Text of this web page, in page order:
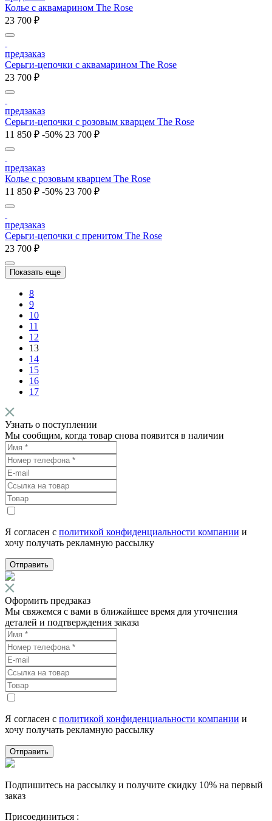
Колье с аквамарином The Rose
23 700 ₽
предзаказ
Серьги-цепочки с аквамарином The Rose
23 700 ₽
предзаказ
Серьги-цепочки с розовым кварцем The Rose
11 850 ₽ -50% 23 700 ₽
предзаказ
Колье с розовым кварцем The Rose
11 850 ₽ -50% 23 700 ₽
предзаказ
Серьги-цепочки с пренитом The Rose
23 700 ₽
Показать еще
8
9
10
11
12
13
14
15
16
17
Узнать о поступлении
Мы сообщим, когда товар снова появится в наличии
Я согласен с политикой конфиденциальности компании и
хочу получать рекламную рассылку
Отправить
Оформить предзаказ
Мы свяжемся с вами в ближайшее время для уточнения
деталей и подтверждения заказа
Я согласен с политикой конфиденциальности компании и
хочу получать рекламную рассылку
Отправить
Подпишитесь на рассылку и получите скидку 10% на первый
заказ
Присоединиться :